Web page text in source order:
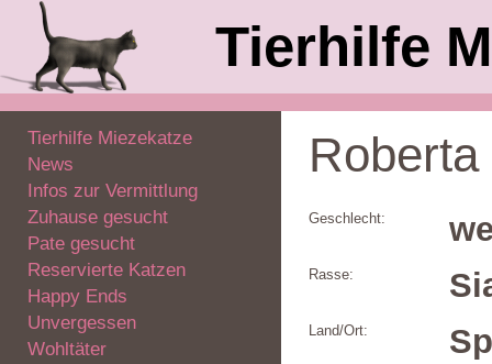
Tierhilfe
Tierhilfe Miezekatze
News
Infos zur Vermittlung
Zuhause gesucht
Pate gesucht
Reservierte Katzen
Happy Ends
Unvergessen
Wohltäter
Roberta
Geschlecht:
Rasse:
Land/Ort: